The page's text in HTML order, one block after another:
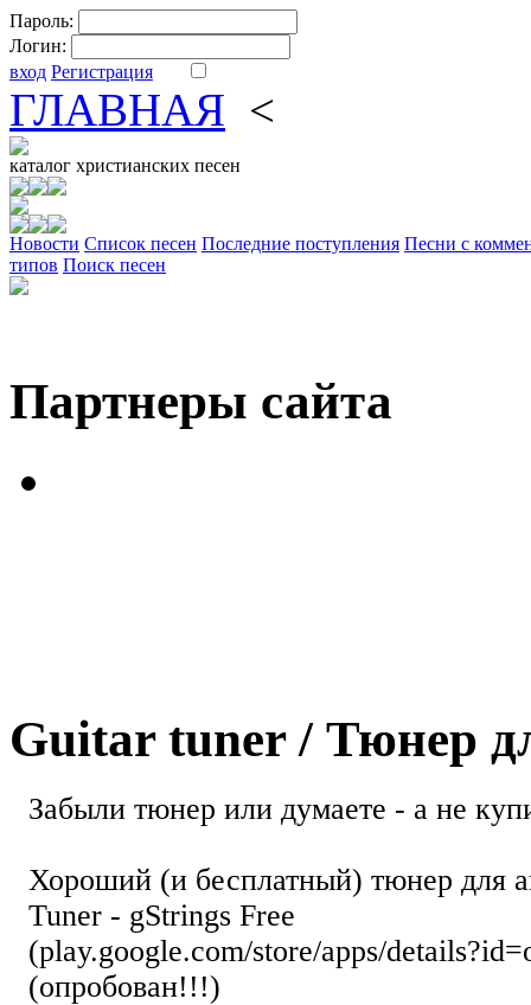
Пароль:
Логин:
вход Регистрация
ГЛАВНАЯ <
каталог христианских песен
Новости Cписок песен Последние поступления Песни с
типов Поиск песен
Партнеры сайта
Guitar tuner / Тюнер
Забыли тюнер или думаете - а не
Хороший (и бесплатный) тюнер для
Tuner - gStrings Free
(play.google.com/store/apps/
(опробован!!!)